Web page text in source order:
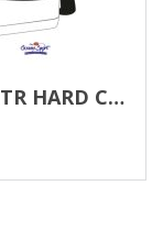
BORSA COMPETITION EVA – XTR HARD CASE LARGE